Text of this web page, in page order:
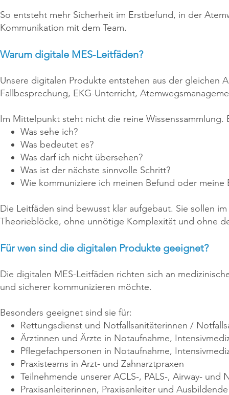
So entsteht mehr Sicherheit im Erstbefund, in der
Kommunikation mit dem Team.
Warum digitale MES-Leitfäden?
Unsere digitalen Produkte entstehen aus der gleichen
Fallbesprechung, EKG-Unterricht,
Im Mittelpunkt steht nicht die reine
Was sehe ich?
Was bedeutet es?
Was darf ich nicht übersehen?
Was ist der nächste sinnvolle Schritt?
Wie kommuniziere ich meinen Befund oder meine
Die Leitfäden sind bewusst klar aufgebaut. Sie sollen
Theorieblöcke, ohne unnötige Komplexität und ohne
Für wen sind die digitalen Produkte geeignet?
Die digitalen MES-Leitfäden richten sich an
und sicherer kommunizieren möchte.
Besonders geeignet sind sie für:
Rettungsdienst und Notfallsanitäterinnen /
Ärztinnen und Ärzte in Notaufnahme,
Pflegefachpersonen in Notaufnahme,
Praxisteams in Arzt- und Zahnarztpraxen
Teilnehmende unserer ACLS-, PALS-, Airway- und
Praxisanleiterinnen, Praxisanleiter und Ausbildende